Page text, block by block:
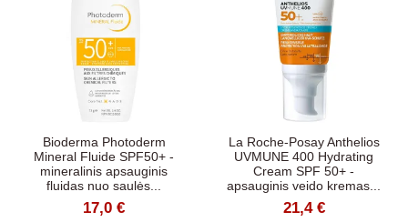
Bioderma Photoderm
Mineral Fluide SPF50+ -
mineralinis apsauginis
fluidas nuo saulės...
17,0 €
La Roche-Posay Anthelios
UVMUNE 400 Hydrating
Cream SPF 50+ -
apsauginis veido kremas...
21,4 €